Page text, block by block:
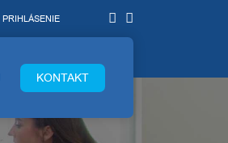
PRIHLÁSENIE
KONTAKT